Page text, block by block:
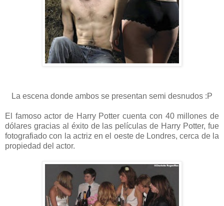
La escena donde ambos se presentan semi desnudos :P
El famoso actor de Harry Potter cuenta con 40 millones de
dólares gracias al éxito de las películas de Harry Potter, fue
fotografiado con la actriz en el oeste de Londres, cerca de la
propiedad del actor.